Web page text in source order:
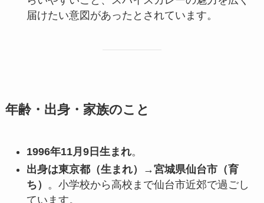
届けたい意図があったとされています。
年齢・出身・家族のこと
1996年11月9日生まれ。
出身は東京都（生まれ）→宮城県仙台市（育
ち） 。小学校から高校まで仙台市近郊で過ごし
ています。